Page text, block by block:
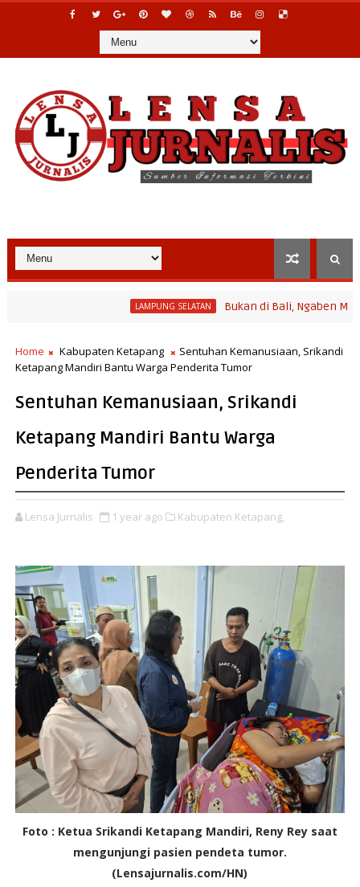
LAMPUNG SELATAN Bukan di Bali, Ngaben Massal
Home Kabupaten Ketapang
Sentuhan Kemanusiaan, Srikandi
Ketapang Mandiri Bantu Warga Penderita Tumor
Sentuhan Kemanusiaan, Srikandi
Ketapang Mandiri Bantu Warga
Penderita Tumor
Lensa Jurnalis 1 year ago Kabupaten Ketapang,
Foto : Ketua Srikandi Ketapang Mandiri, Reny Rey saat
mengunjungi pasien pendeta tumor.
(Lensajurnalis.com/HN)